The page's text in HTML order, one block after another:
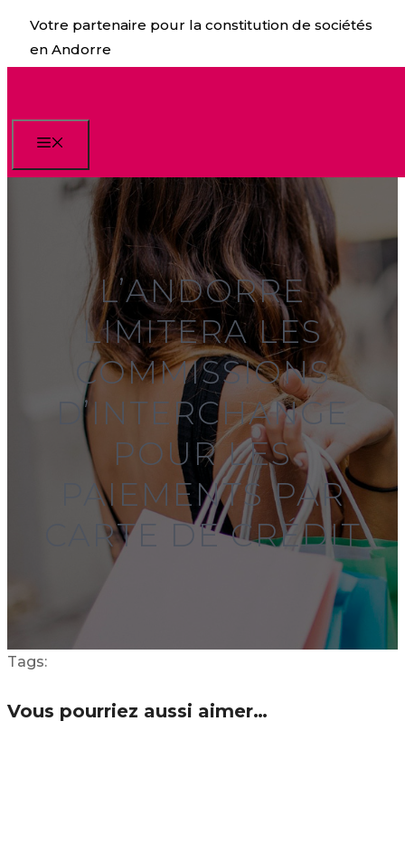
Aller
contenu
Votre partenaire pour la constitution de sociétés
en Andorre
L’ANDORRE
LIMITERA LES
COMMISSIONS
D’INTERCHANGE
POUR LES
PAIEMENTS PAR
CARTE DE CRÉDIT
Tags:
Vous pourriez aussi aimer…